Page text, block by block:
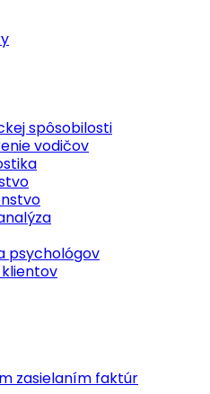
spôsobilosti
vodičov
psychológov
zasielaním faktúr